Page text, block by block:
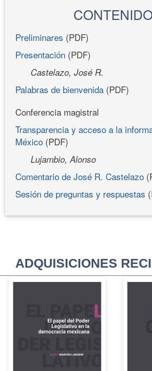
Preliminares (PDF)
Presentación (PDF)
Castelazo, José R.
Palabras de bienvenida (PDF)
Conferencia magistral
Transparencia y acceso a la
México (PDF)
Lujambio, Alonso
Comentario de José R. Castelazo
Sesión de preguntas y respuestas
ADQUISICIONES